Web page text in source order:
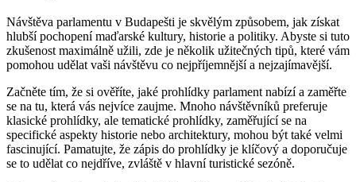
Návštěva parlamentu v Budapešti je skvělým způsobem, jak získat
hlubší pochopení maďarské kultury, historie a politiky. Abyste si tuto
zkušenost maximálně užili, zde je několik užitečných tipů, které vám
pomohou udělat vaši návštěvu co nejpříjemnější a nejzajímavější.
Začněte tím, že si ověříte, jaké prohlídky parlament nabízí a zaměřte
se na tu, která vás nejvíce zaujme. Mnoho návštěvníků preferuje
klasické prohlídky, ale tematické prohlídky, zaměřující se na
specifické aspekty historie nebo architektury, mohou být také velmi
fascinující. Pamatujte, že zápis do prohlídky je klíčový a doporučuje
se to udělat co nejdříve, zvláště v hlavní turistické sezóně.